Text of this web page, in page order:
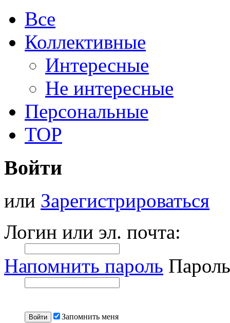
Все
Коллективные
Интересные
Не интересные
Персональные
TOP
Войти
или Зарегистрироваться
Логин или эл. почта:
Напомнить пароль
Запомнить меня